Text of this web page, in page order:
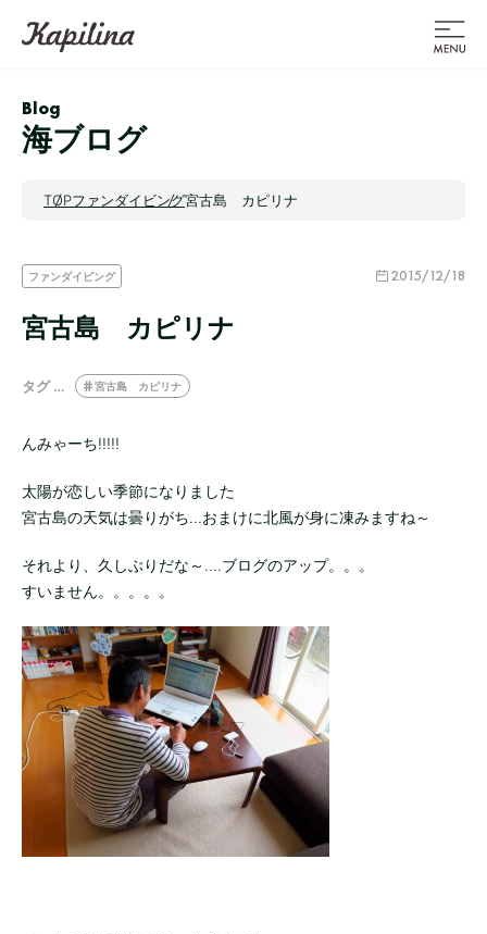
Blog
海ブログ
TOPファンダイビング宮古島 カピリナ
ファンダイビング 2015/12/18
宮古島 カピリナ
タグ … 宮古島 カピリナ
んみゃーち!!!!!
太陽が恋しい季節になりました
宮古島の天気は曇りがち...おまけに北風が身に凍みますね～
それより、久しぶりだな～....ブログのアップ。。。
すいません。。。。。